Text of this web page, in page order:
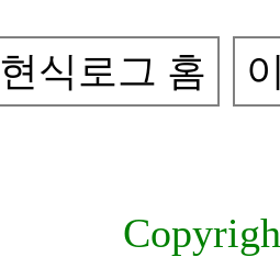
현식로그 홈